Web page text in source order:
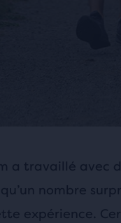
a travaillé avec
nombre
expérience.